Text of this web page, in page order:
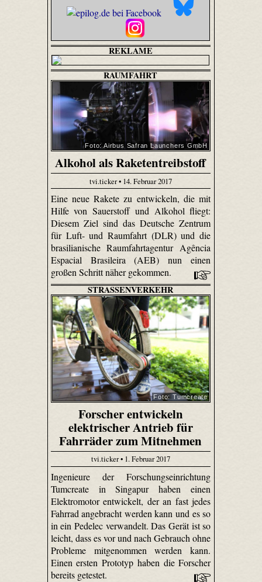
REKLAME
RAUMFAHRT
Foto: Airbus Safran Launchers GmbH
Alkohol als Raketentreibstoff
tvi.ticker • 14. Februar 2017
Eine neue Rakete zu entwickeln, die mit
Hilfe von Sauerstoff und Alkohol fliegt:
Diesem Ziel sind das Deutsche Zentrum
für Luft- und Raumfahrt (DLR) und die
brasilianische Raumfahrtagentur Agência
Espacial Brasileira (AEB) nun einen
großen Schritt näher gekommen.
STRASSENVERKEHR
Foto: Tumcreate
Forscher entwickeln
elektrischer Antrieb für
Fahrräder zum Mitnehmen
tvi.ticker • 1. Februar 2017
Ingenieure der Forschungseinrichtung
Tumcreate in Singapur haben einen
Elektromotor entwickelt, der an fast jedes
Fahrrad angebracht werden kann und es so
in ein Pedelec verwandelt. Das Gerät ist so
leicht, dass es vor und nach Gebrauch ohne
Probleme mitgenommen werden kann.
Einen ersten Prototyp haben die Forscher
bereits getestet.